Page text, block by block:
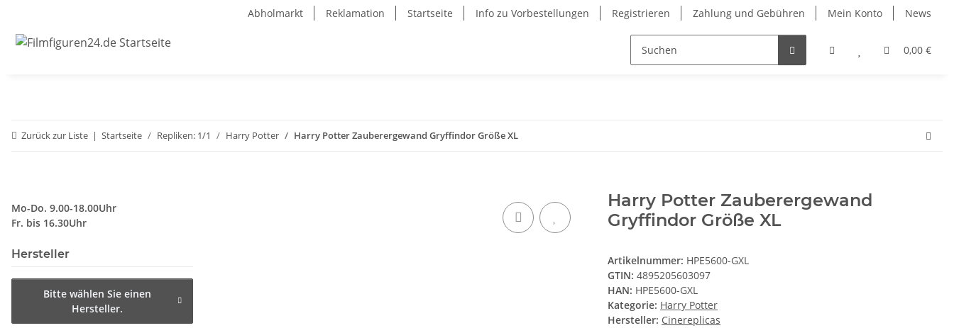
Abholmarkt Reklamation Startseite Info zu Vorbestellungen Registrieren Zahlung und Gebühren Mein Konto News
0,00 €
Zurück zur Liste Startseite Repliken: 1/1 Harry Potter Harry Potter Zauberergewand Gryffindor Größe XL
Harry Potter Zauberergewand
Gryffindor Größe XL
Artikelnummer: HPE5600-GXL
GTIN: 4895205603097
HAN: HPE5600-GXL
Kategorie: Harry Potter
Hersteller: Cinereplicas
Mo-Do. 9.00-18.00Uhr
Fr. bis 16.30Uhr
Hersteller
Bitte wählen Sie einen
Hersteller.